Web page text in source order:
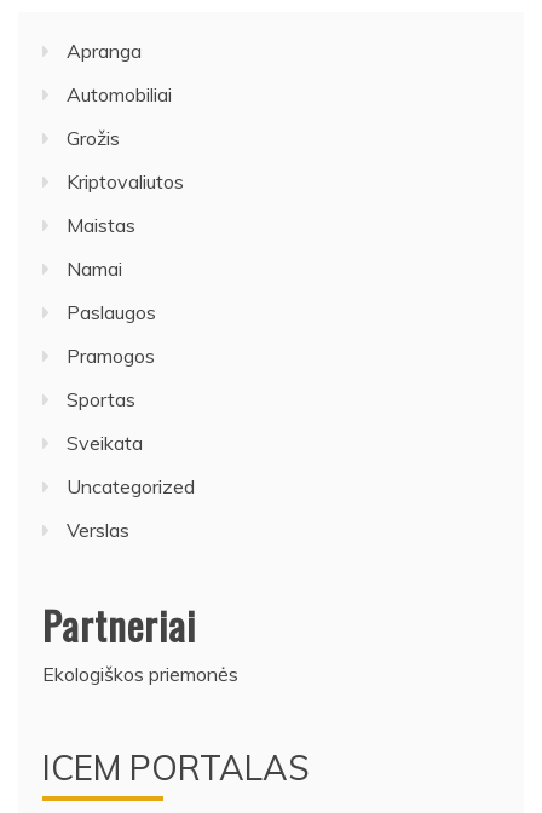
Apranga
Automobiliai
Grožis
Kriptovaliutos
Maistas
Namai
Paslaugos
Pramogos
Sportas
Sveikata
Uncategorized
Verslas
Partneriai
Ekologiškos priemonės
ICEM PORTALAS